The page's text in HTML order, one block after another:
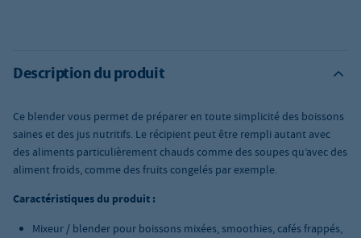
Description du produit
Ce blender vous permet de préparer en toute simplicité des boissons
saines et des jus nutritifs. Le récipient peut être rempli autant avec
des aliments particulièrement chauds comme des soupes qu’avec des
aliment froids, comme des fruits congelés par exemple.
Caractéristiques du produit :
Mixeur / blender pour boissons mixées, smoothies, cafés frappés,